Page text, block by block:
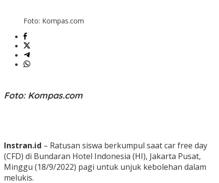
Foto: Kompas.com
Foto: Kompas.com
Instran.id – Ratusan siswa berkumpul saat car free day
(CFD) di Bundaran Hotel Indonesia (HI), Jakarta Pusat,
Minggu (18/9/2022) pagi untuk unjuk kebolehan dalam
melukis.